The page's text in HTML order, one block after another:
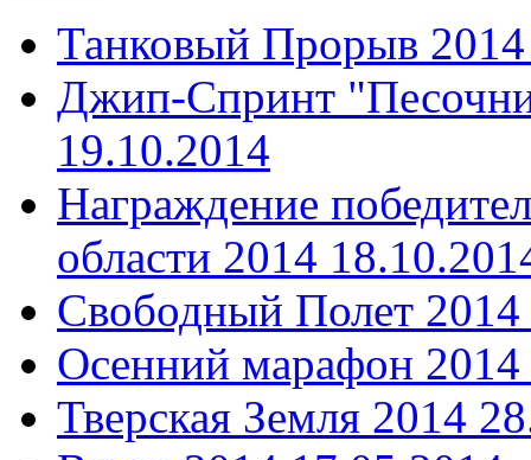
Танковый Прорыв 2014
Джип-Спринт
19.10.2014
Награждение
области 2014
Свободный Полет 2014
Осенний марафон 2014
Тверская Земля 2014